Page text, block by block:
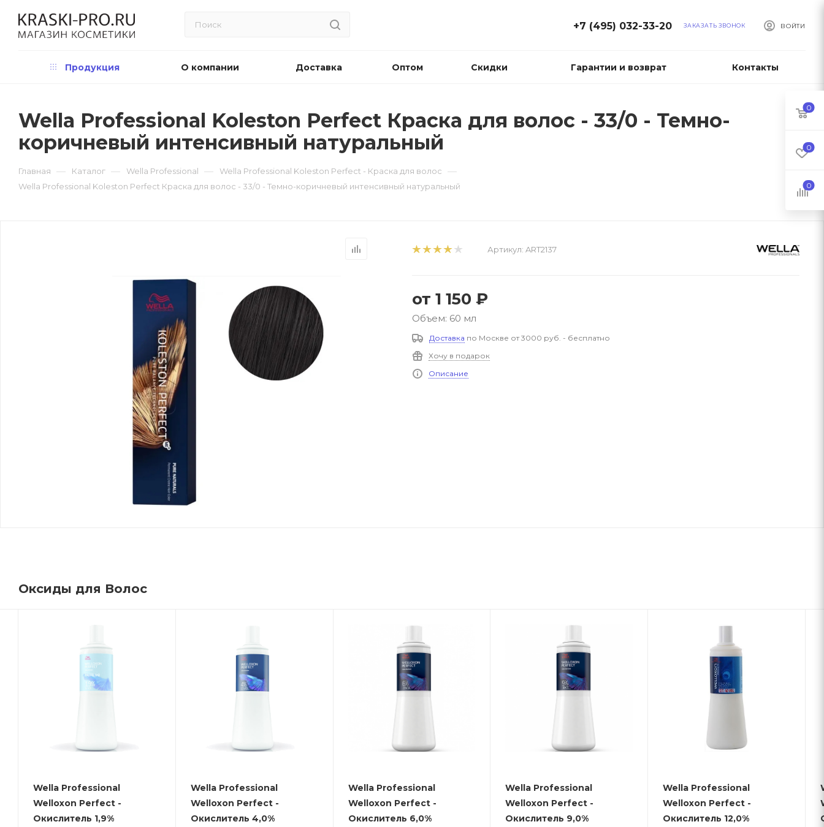
ВОЙТИ
+7 (495) 032-33-20 ЗАКАЗАТЬ ЗВОНОК
Продукция О компании Доставка Оптом Скидки Гарантии и возврат Контакты
Wella Professional Koleston Perfect Краска для волос - 33/0 - Темно-
коричневый интенсивный натуральный
Главная — Каталог — Wella Professional — Wella Professional Koleston Perfect - Краска для волос —
Wella Professional Koleston Perfect Краска для волос - 33/0 - Темно-коричневый интенсивный натуральный
Артикул: ART2137
от 1 150 ₽
Объем: 60 мл
Доставка по Москве от 3000 руб. - бесплатно
Хочу в подарок
Описание
Оксиды для Волос
Wella Professional
Welloxon Perfect -
Окислитель 1,9%
Wella Professional
Welloxon Perfect -
Окислитель 4,0%
Wella Professional
Welloxon Perfect -
Окислитель 6,0%
Wella Professional
Welloxon Perfect -
Окислитель 9,0%
Wella Professional
Welloxon Perfect -
Окислитель 12,0%
0
0
0